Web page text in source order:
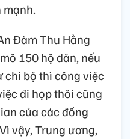
mạnh.
Đàm Thu Hằng
150 hộ dân, nếu
chi bộ thì công việc
đi họp thôi cũng
của các đồng
vậy, Trung ương,